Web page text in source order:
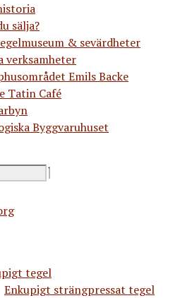
sälja?
& sevärdheter
verksamheter
Emils Backe
Tatin Café
Byggvaruhuset
tegel
Enkupigt strängpressat tegel